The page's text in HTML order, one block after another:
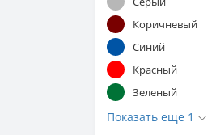
Коричневый
Синий
Красный
Зеленый
Показать еще 1